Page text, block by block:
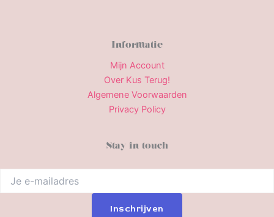
Informatie
Mijn Account
Over Kus Terug!
Algemene Voorwaarden
Privacy Policy
Stay in touch